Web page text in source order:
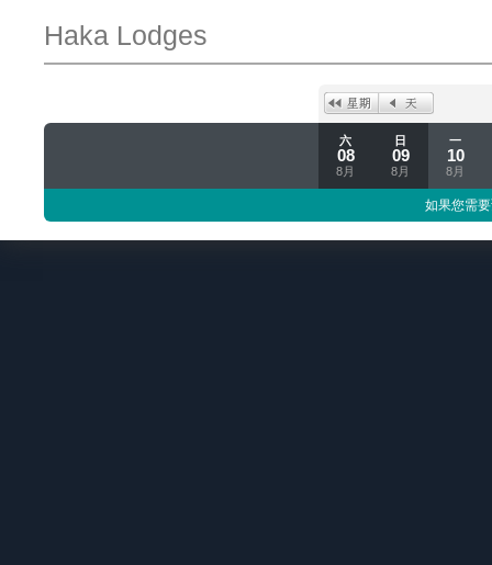
Haka Lodges
六
08
8月
日
09
8月
一
10
8月
如果您需